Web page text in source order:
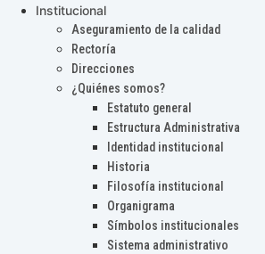
Institucional
Aseguramiento de la calidad
Rectoría
Direcciones
¿Quiénes somos?
Estatuto general
Estructura Administrativa
Identidad institucional
Historia
Filosofía institucional
Organigrama
Símbolos institucionales
Sistema administrativo